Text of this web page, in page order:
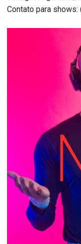
Contato para